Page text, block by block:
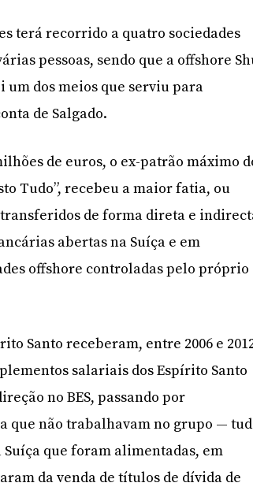
terá recorrido a quatro sociedades
pessoas, sendo que a offshore
dos meios que serviu para
de Salgado.
de euros, o ex-patrão máximo
Tudo”, recebeu a maior fatia, ou
de forma direta e
abertas na Suíça e em
offshore controladas pelo próprio
Santo receberam, entre 2006 e
salariais dos Espírito Santo
no BES, passando por
que não trabalhavam no grupo —
que foram alimentadas, em
da venda de títulos de dívida de